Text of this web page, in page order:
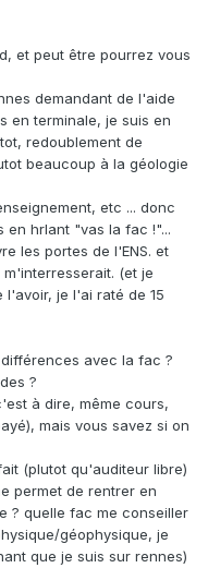
et peut être pourrez vous
demandant de l'aide
en terminale, je suis en
redoublement de
beaucoup à la géologie
etc ... donc
en hrlant "vas la fac !"...
les portes de l'ENS. et
(et je
je l'ai raté de 15
avec la fac ?
?
à dire, même cours,
mais vous savez si on
(plutot qu'auditeur libre)
permet de rentrer en
? quelle fac me conseiller
géophysique, je
que je suis sur rennes)